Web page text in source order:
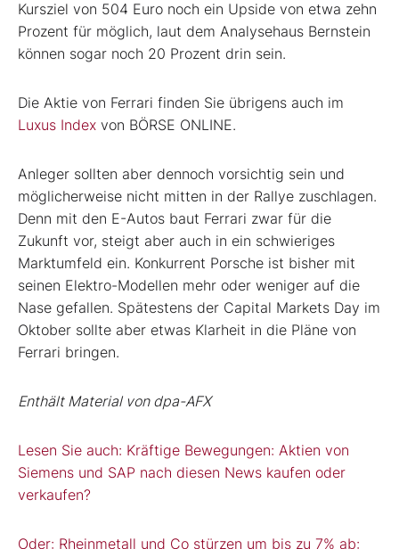
Kursziel von 504 Euro noch ein Upside von etwa zehn
Prozent für möglich, laut dem Analysehaus Bernstein
können sogar noch 20 Prozent drin sein.
Die Aktie von Ferrari finden Sie übrigens auch im
Luxus Index von BÖRSE ONLINE.
Anleger sollten aber dennoch vorsichtig sein und
möglicherweise nicht mitten in der Rallye zuschlagen.
Denn mit den E-Autos baut Ferrari zwar für die
Zukunft vor, steigt aber auch in ein schwieriges
Marktumfeld ein. Konkurrent Porsche ist bisher mit
seinen Elektro-Modellen mehr oder weniger auf die
Nase gefallen. Spätestens der Capital Markets Day im
Oktober sollte aber etwas Klarheit in die Pläne von
Ferrari bringen.
Enthält Material von dpa-AFX
Lesen Sie auch: Kräftige Bewegungen: Aktien von
Siemens und SAP nach diesen News kaufen oder
verkaufen?
Oder: Rheinmetall und Co stürzen um bis zu 7% ab: